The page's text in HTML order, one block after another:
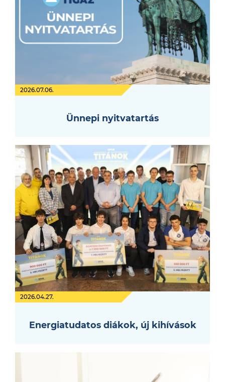
2026.07.06.
Ünnepi nyitvatartás
2026.04.27.
Energiatudatos diákok, új kihívások